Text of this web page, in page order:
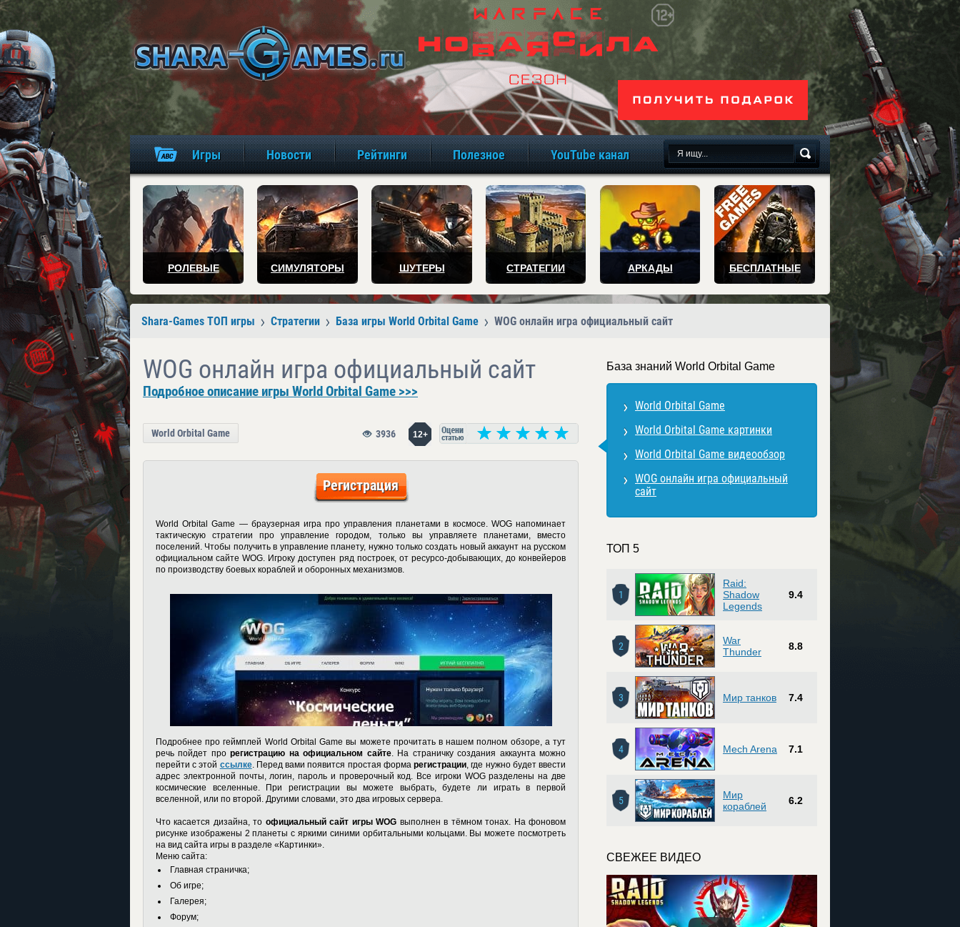
игры онлайн бесплатно
Игры Новости Рейтинги Полезное YouTube канал
РОЛЕВЫЕ СИМУЛЯТОРЫ ШУТЕРЫ СТРАТЕГИИ АРКАДЫ БЕСПЛАТНЫЕ
Shara-Games ТОП игры Стратегии База игры World Orbital Game WOG онлайн игра официальный сайт
WOG онлайн игра официальный сайт
Подробное описание игры World Orbital Game >>>
World Orbital Game 12+
3936
Регистрация
World Orbital Game — браузерная игра про управления планетами в космосе. WOG напоминает
тактическую стратегии про управление городом, только вы управляете планетами, вместо
поселений. Чтобы получить в управление планету, нужно только создать новый аккаунт на русском
официальном сайте WOG. Игроку доступен ряд построек, от ресурсо-добывающих, до конвейеров
по производству боевых кораблей и оборонных механизмов.
Подробнее про геймплей World Orbital Game вы можете прочитать в нашем полном обзоре, а тут
речь пойдет прорегистрацию на официальном сайте. На страничку создания аккаунта можно
перейти с этой ссылке. Перед вами появится простая формарегистрации, где нужно будет ввести
адрес электронной почты, логин, пароль и проверочный код. Все игроки WOG разделены на две
космические вселенные. При регистрации вы можете выбрать, будете ли играть в первой
вселенной, или по второй. Другими словами, это два игровых сервера.
Что касается дизайна, то официальный сайт игры WOG выполнен в тёмном тонах. На фоновом
рисунке изображены 2 планеты с яркими синими орбитальными кольцами. Вы можете посмотреть
на вид сайта игры в разделе «Картинки».
Меню сайта:
Главная страничка;
Об игре;
Галерея;
Форум;
База знаний World Orbital Game
World Orbital Game
World Orbital Game картинки
World Orbital Game видеообзор
WOG онлайн игра официальный
сайт
ТОП 5
1
Raid:
Shadow
Legends
9.4
2
War
Thunder
8.8
3 Мир танков 7.4
4 Mech Arena 7.1
5
Мир
кораблей
6.2
СВЕЖЕЕ ВИДЕО